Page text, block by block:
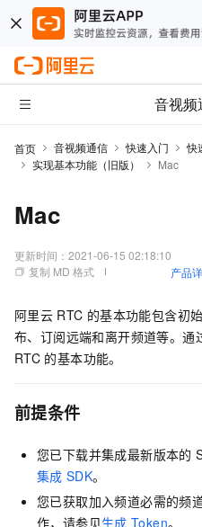
音视频
首页 音视频通信 快速入门
快
实现基本功能（旧版）
Mac
Mac
更新时间： 2021-06-15 02:18:10
复制 MD 格式
产品
阿里云 RTC 的基本功能包含初
布、订阅远端和离开频道等。
RTC 的基本功能。
前提条件
您已下载并集成最新版本的
集成 SDK。
您已获取加入频道必需的频
作，请参见生成 Token。